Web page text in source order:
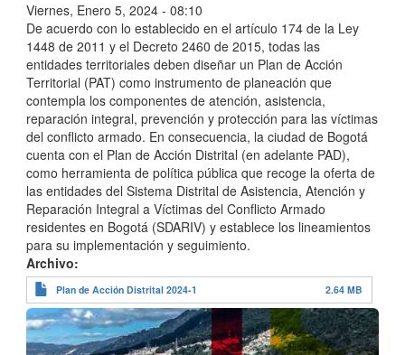
Viernes, Enero 5, 2024 - 08:10
De acuerdo con lo establecido en el artículo 174 de la Ley
1448 de 2011 y el Decreto 2460 de 2015, todas las
entidades territoriales deben diseñar un Plan de Acción
Territorial (PAT) como instrumento de planeación que
contempla los componentes de atención, asistencia,
reparación integral, prevención y protección para las víctimas
del conflicto armado. En consecuencia, la ciudad de Bogotá
cuenta con el Plan de Acción Distrital (en adelante PAD),
como herramienta de política pública que recoge la oferta de
las entidades del Sistema Distrital de Asistencia, Atención y
Reparación Integral a Víctimas del Conflicto Armado
residentes en Bogotá (SDARIV) y establece los lineamientos
para su implementación y seguimiento.
Archivo
Plan de Acción Distrital 2024-1 2.64 MB